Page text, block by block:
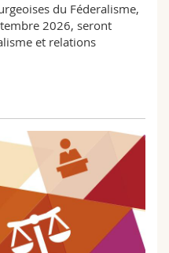
du Féderalisme,
2026, seront
et relations